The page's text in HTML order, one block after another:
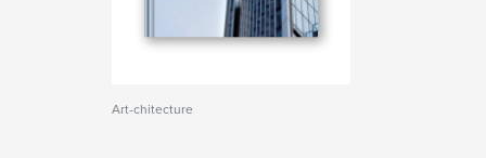
Art-chitecture